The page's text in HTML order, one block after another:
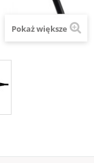
Pokaż większe